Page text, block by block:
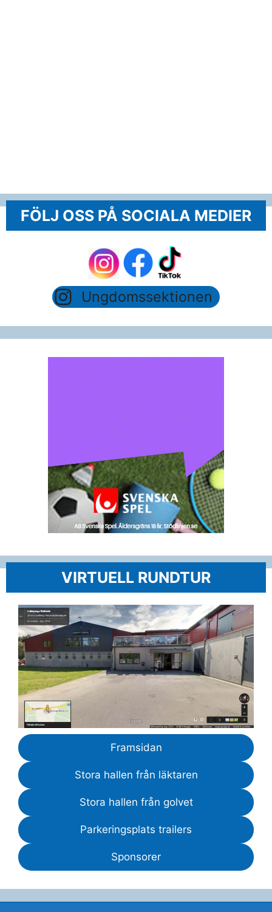
FÖLJ OSS PÅ SOCIALA MEDIER
Ungdomssektionen
VIRTUELL RUNDTUR
Framsidan
Stora hallen från läktaren
Stora hallen från golvet
Parkeringsplats trailers
Sponsorer